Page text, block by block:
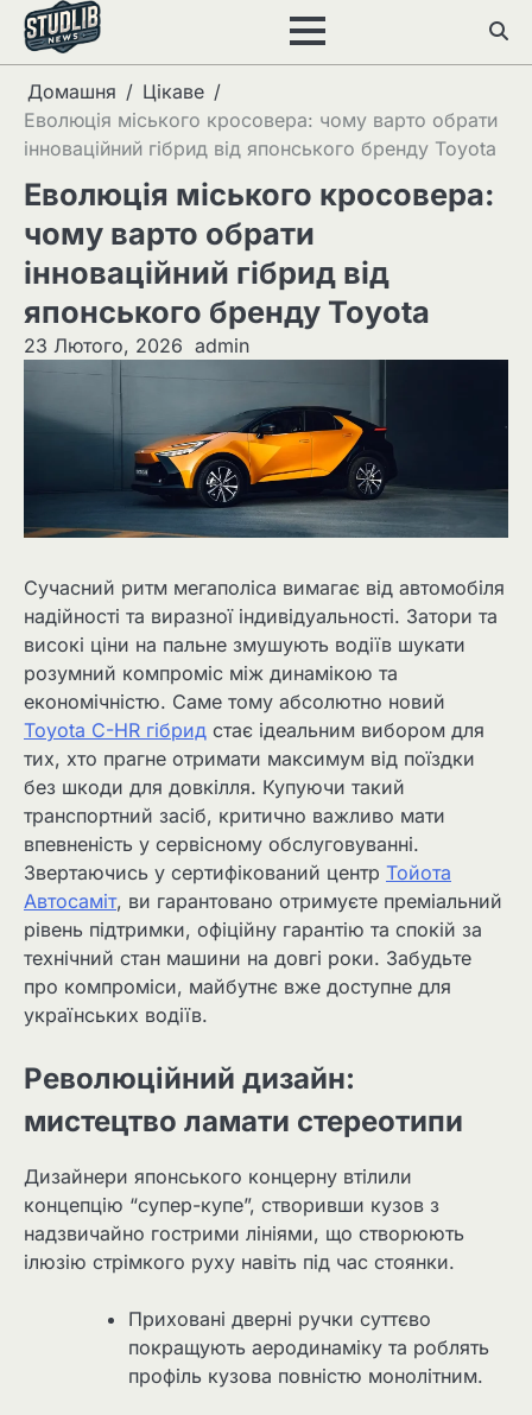
Перейти
вмісту
Домашня
Цікаве
Еволюція міського кросовера: чому варто обрати
інноваційний гібрид від японського бренду Toyota
Еволюція міського кросовера:
чому варто обрати
інноваційний гібрид від
японського бренду Toyota
23 Лютого, 2026 admin
Сучасний ритм мегаполіса вимагає від автомобіля
надійності та виразної індивідуальності. Затори та
високі ціни на пальне змушують водіїв шукати
розумний компроміс між динамікою та
економічністю. Саме тому абсолютно новий
Toyota C-HR гібрид стає ідеальним вибором для
тих, хто прагне отримати максимум від поїздки
без шкоди для довкілля. Купуючи такий
транспортний засіб, критично важливо мати
впевненість у сервісному обслуговуванні.
Звертаючись у сертифікований центр Тойота
Автосаміт, ви гарантовано отримуєте преміальний
рівень підтримки, офіційну гарантію та спокій за
технічний стан машини на довгі роки. Забудьте
про компроміси, майбутнє вже доступне для
українських водіїв.
Революційний дизайн:
мистецтво ламати стереотипи
Дизайнери японського концерну втілили
концепцію “супер-купе”, створивши кузов з
надзвичайно гострими лініями, що створюють
ілюзію стрімкого руху навіть під час стоянки.
Приховані дверні ручки суттєво
покращують аеродинаміку та роблять
профіль кузова повністю монолітним.